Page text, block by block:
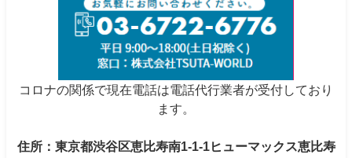
コロナの関係で現在電話は電話代行業者が受付しており
ます。
住所：東京都渋谷区恵比寿南1-1-1ヒューマックス恵比寿